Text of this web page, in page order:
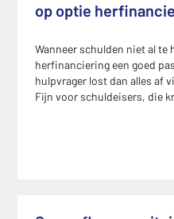
op optie
Wanneer schulden niet al te
herfinanciering een goed
hulpvrager lost dan alles af
Fijn voor schuldeisers, die